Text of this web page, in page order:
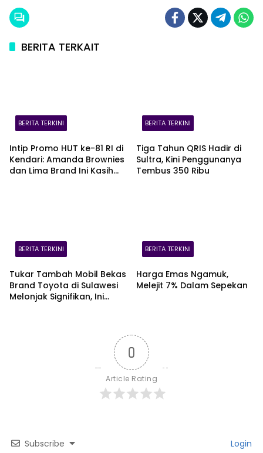
BERITA TERKAIT
BERITA TERKINI
Intip Promo HUT ke-81 RI di
Kendari: Amanda Brownies
dan Lima Brand Ini Kasih
BERITA TERKINI
Tiga Tahun QRIS Hadir di
Sultra, Kini Penggunanya
Tembus 350 Ribu
BERITA TERKINI
Tukar Tambah Mobil Bekas
Brand Toyota di Sulawesi
Melonjak Signifikan, Ini
BERITA TERKINI
Harga Emas Ngamuk,
Melejit 7% Dalam Sepekan
0
Article Rating
Subscribe Login